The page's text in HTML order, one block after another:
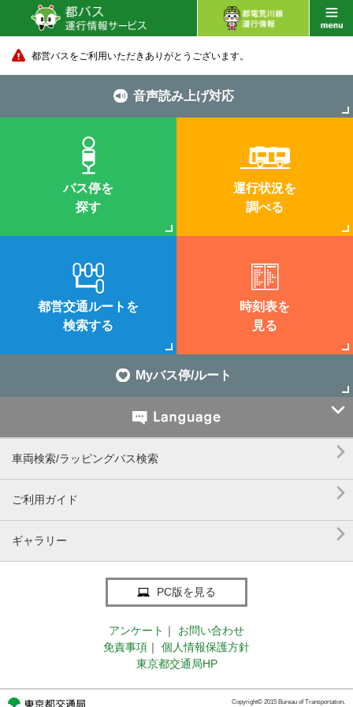
都営バスをご利用いただきありがとうございます。
音声読み上げ対応
バス停を
探す
運行状況を
調べる
都営交通ルートを
検索する
時刻表を
見る
Myバス停/ルート

車両検索/ラッピングバス検索 
ご利用ガイド 
ギャラリー 
PC版を見る
アンケート ｜
お問い合わせ
免責事項 ｜
個人情報保護方針
東京都交通局HP
Copyright© 2015 Bureau of Transportation.